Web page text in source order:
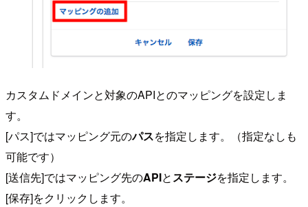
カスタムドメインと対象のAPIとのマッピングを設定しま
す。
[パス]ではマッピング元のパスを指定します。（指定なしも
可能です）
[送信先]ではマッピング先のAPIとステージを指定します。
[保存]をクリックします。